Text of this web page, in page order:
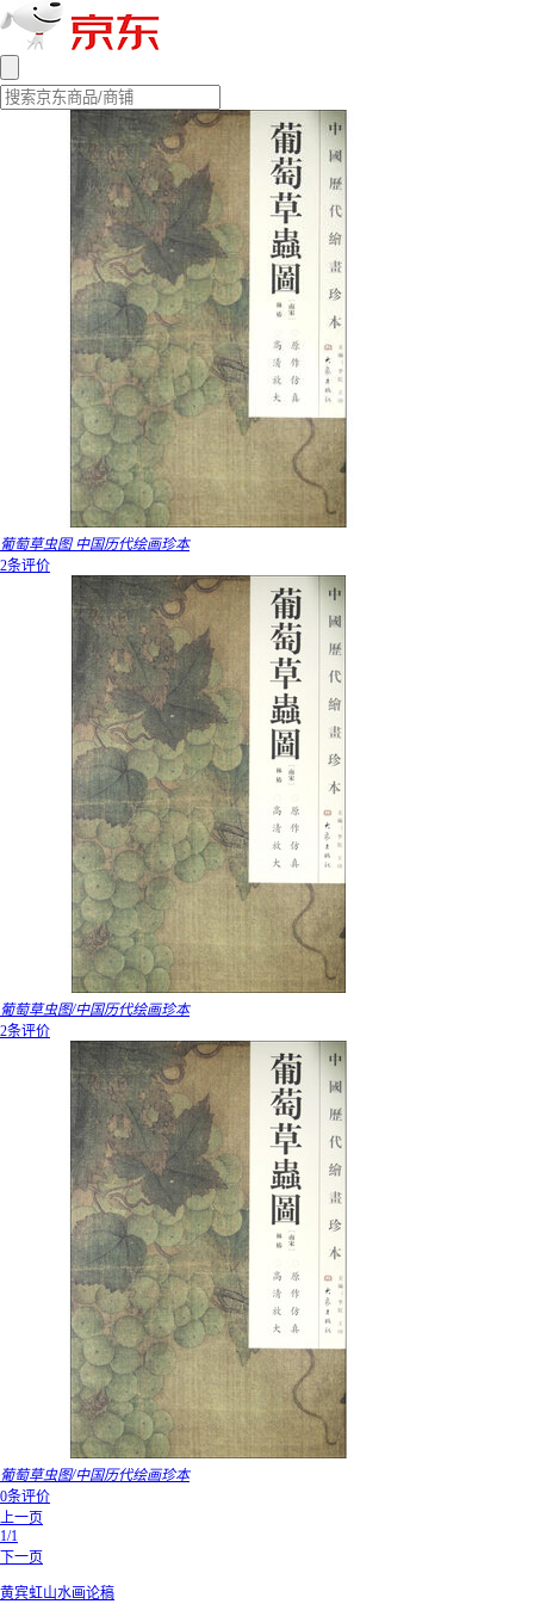
葡萄草虫图 中国历代绘画珍本
2条评价
葡萄草虫图/中国历代绘画珍本
2条评价
葡萄草虫图/中国历代绘画珍本
0条评价
上一页
1/1
下一页
黄宾虹山水画论稿